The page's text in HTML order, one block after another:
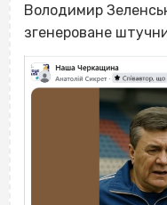
Володимир
згенероване